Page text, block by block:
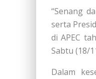
“Senang
serta
di APEC
Sabtu (18/
Dalam